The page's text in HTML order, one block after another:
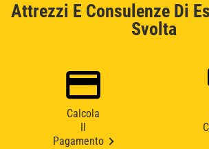
Attrezzi E Consulenze Di
Svolta
Calcola
Pagamento